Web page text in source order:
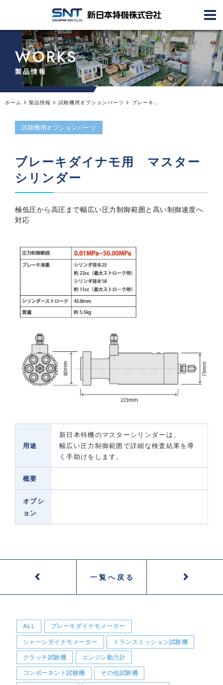
WORKS
製品情報
ホーム 製品情報 試験機用オプションパーツ ブレーキダイナモ用マスターシリンダー
試験機用オプションパーツ
ブレーキダイナモ用 マスター
シリンダー
極低圧から高圧まで幅広い圧力制御範囲と高い制御速度へ
対応
用途
新日本特機のマスターシリンダーは、
幅広い圧力制御範囲で詳細な検査結果を導
く手助けをします。
概要
オプシ
ョン
一覧へ戻る
ALL ブレーキダイナモメーター
シャーシダイナモメーター トランスミッション試験機
クラッチ試験機 エンジン動力計
コンポーネント試験機 その他試験機